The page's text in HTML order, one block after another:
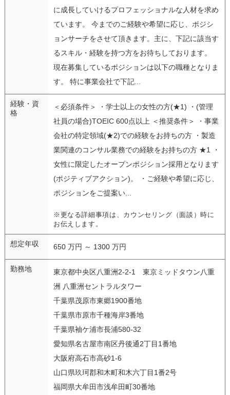
に成長していけるプロフェッショナルな人材を求め
ています。 今までのご経験や希望に応じ、ポジシ
ョンサーチをさせて頂きます。主に、下記に該当す
るスキル・経験を持つ方をお待ちしております。
現在募集しているポジションは以下の職種となりま
す。 特に事業会社で下記...
経験・資
格
＜必須条件＞ ・学士以上の女性の方(★1) ・(管理
社員の場合)TOEIC 600点以上 ＜推奨条件＞ ・事業
会社の特定領域(★2)での経験をお持ちの方 ・製造
業関連のコンサル業務での経験をお持ちの方 ★1 ・
女性に限定したオープンポジション採用となります
(ポジティブアクション)。 ・ご経験や希望に応じ、
ポジションをご提案い...
※更なる詳細事項は、カウンセリング（面談）時に
お伝えします。
想定年収 650 万円 ～ 1300 万円
勤務地
東京都中央区八重洲2-2-1 東京ミッドタウン八重
洲 八重洲セントラルタワー
千葉県茂原市東郷1900番地
千葉県市原市千種海岸3番地
千葉県袖ケ浦市長浦580-32
愛知県名古屋市南区丹後通2丁目1番地
大阪府高石市高砂1-6
山口県玖珂郡和木町和木六丁目1番2号
福岡県大牟田市浅牟田町30番地